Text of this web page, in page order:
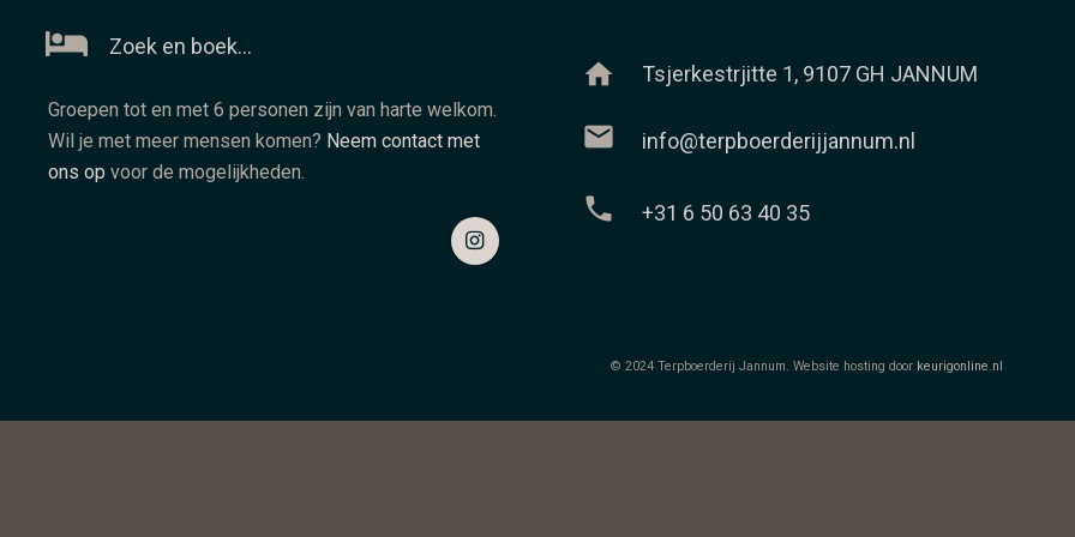
Zoek en boek…
Groepen tot en met 6 personen zijn van harte welkom.
Wil je met meer mensen komen? Neem contact met
ons op voor de mogelijkheden.
home Tsjerkestrjitte 1, 9107 GH JANNUM
mail info@terpboerderijjannum.nl
phone +31 6 50 63 40 35
© 2024 Terpboerderij Jannum. Website hosting door keurigonline.nl